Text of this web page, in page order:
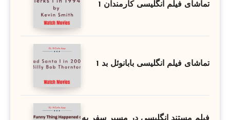
تماشای فیلم انگلیسی کارمندان 1
تماشای فیلم انگلیسی بابانوئل بد 1
فیلم مستند انگلیسی در مسیر سفر به